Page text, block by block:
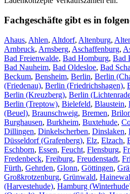
Fachgeschäfte gibt es in
Ahaus, Ahlen, Altdorf, Altenburg,
Arnbruck, Arnsberg, Aschaffenburg,
Bad Freienwalde, Bad Homburg, Bad
Bad Nauheim, Bad Oldesloe, Bad
Beckum, Bensheim, Berlin, Berlin
(Friedenau), Berlin (Friedrichshagen),
Berlin (Kreuzberg), Berlin
Berlin (Treptow), Bielefeld, Blaustein,
(Beuel), Braunschweig, Bremen,
Burghausen, Burkheim, Buxtehude,
Dillingen, Dinkelscherben, Dinslaken,
Düsseldorf (Grafenberg), Elz, Elzach,
Eschborn, Essen, Feucht, Flensburg,
Fredenbeck, Freiburg, Freudenstadt,
Fürth, Gehrden, Glonn, Göttingen,
Großkrotzenburg, Grünwald,
(Harvestehude), Hamburg